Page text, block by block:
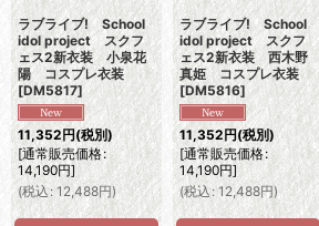
ラブライブ! School
idol project スクフ
ェス2新衣装 小泉花
陽 コスプレ衣装
[DM5817]
11,352円(税別)
[通常販売価格:
14,190円]
(税込: 12,488円)
ラブライブ! School
idol project スクフ
ェス2新衣装 西木野
真姫 コスプレ衣装
[DM5816]
11,352円(税別)
[通常販売価格:
14,190円]
(税込: 12,488円)